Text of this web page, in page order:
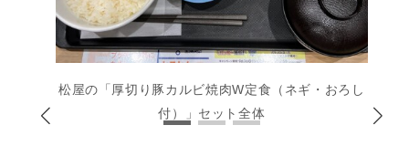
松屋の「厚切り豚カルビ焼肉W定食（ネギ・おろし
付）」セット全体